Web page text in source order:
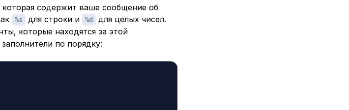
содержит ваше сообщение об
%s для строки и %d для целых чисел.
которые находятся за этой
по порядку: